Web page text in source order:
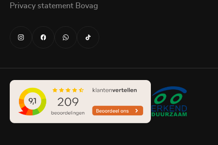
Privacy statement Bovag